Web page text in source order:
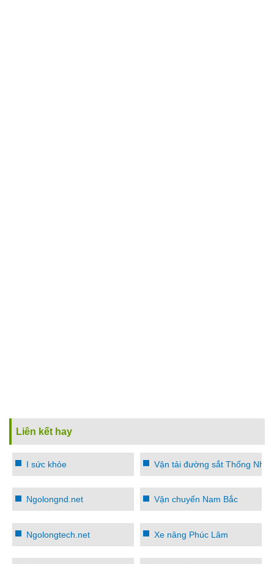
Liên kết hay
I sức khỏe Vận tải đường sắt Thống Nhất
Ngolongnd.net Vận chuyển Nam Bắc
Ngolongtech.net Xe nâng Phúc Lâm